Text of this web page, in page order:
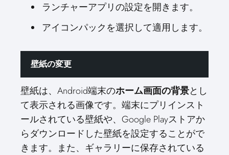
ランチャーアプリの設定を開きます。
アイコンパックを選択して適用します。
壁紙の変更
壁紙は、Android端末のホーム画面の背景とし
て表示される画像です。端末にプリインスト
ールされている壁紙や、Google Playストアか
らダウンロードした壁紙を設定することがで
きます。また、ギャラリーに保存されている